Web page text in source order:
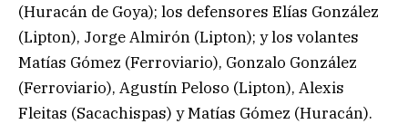
(Huracán de Goya); los defensores Elías González
(Lipton), Jorge Almirón (Lipton); y los volantes
Matías Gómez (Ferroviario), Gonzalo González
(Ferroviario), Agustín Peloso (Lipton), Alexis
Fleitas (Sacachispas) y Matías Gómez (Huracán).